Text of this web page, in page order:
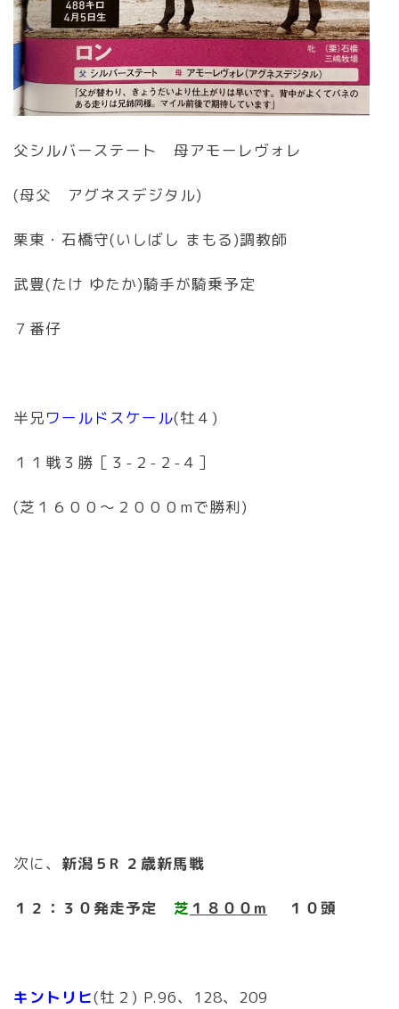
父シルバーステート 母アモーレヴォレ
(母父 アグネスデジタル)
栗東・石橋守(いしばし まもる)調教師
武豊(たけ ゆたか)騎手が騎乗予定
７番仔
半兄ワールドスケール(牡４)
１１戦３勝［３-２-２-４］
(芝１６００〜２０００mで勝利)
次に、 新潟５R ２歳新馬戦
１２：３０発走予定 芝 １８ ００m １０頭
キントリヒ(牡２) P.96、128、209